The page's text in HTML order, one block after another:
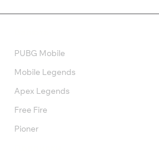
PUBG Mobile
Mobile Legends
Apex Legends
Free Fire
Pioner